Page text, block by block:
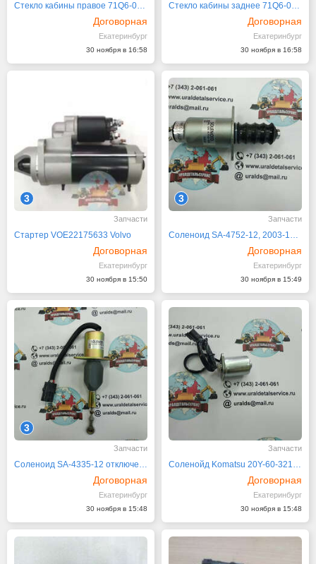
Стекло кабины правое 71Q6-02730 Hyundai R140
Договорная
Екатеринбург
30 ноября в 16:58
Стекло кабины заднее 71Q6-02740 Hyundai R140
Договорная
Екатеринбург
30 ноября в 16:58
3
Запчасти
Стартер VOE22175633 Volvo
Договорная
Екатеринбург
30 ноября в 15:50
3
Запчасти
Соленоид SA-4752-12, 2003-12S7U1B2A
Договорная
Екатеринбург
30 ноября в 15:49
3
Запчасти
Соленоид SA-4335-12 отключения подачи топлива
Договорная
Екатеринбург
30 ноября в 15:48
Запчасти
Соленойд Komatsu 20Y-60-32120
Договорная
Екатеринбург
30 ноября в 15:48